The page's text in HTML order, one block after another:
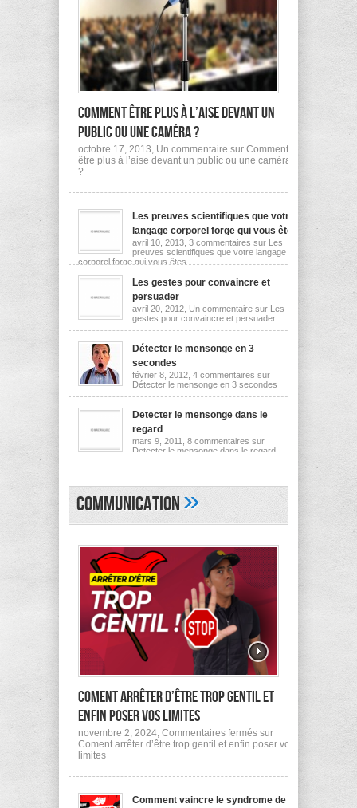
Comment être plus à l’aise devant un
public ou une caméra ?
octobre 17, 2013, Un commentaire sur Comment
être plus à l’aise devant un public ou une caméra
?
Les preuves scientifiques que votre
langage corporel forge qui vous êtes
avril 10, 2013, 3 commentaires sur Les
preuves scientifiques que votre langage
corporel forge qui vous êtes
Les gestes pour convaincre et
persuader
avril 20, 2012, Un commentaire sur Les
gestes pour convaincre et persuader
Détecter le mensonge en 3
secondes
février 8, 2012, 4 commentaires sur
Détecter le mensonge en 3 secondes
Detecter le mensonge dans le
regard
mars 9, 2011, 8 commentaires sur
Detecter le mensonge dans le regard
Communication»
Coment arrêter d’être trop gentil et
enfin poser vos limites
novembre 2, 2024, Commentaires fermés sur
Coment arrêter d’être trop gentil et enfin poser vos
limites
Comment vaincre le syndrome de